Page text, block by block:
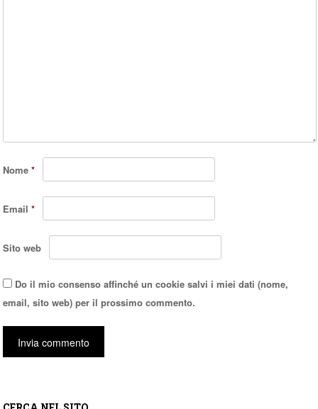
Nome*
Email*
Sito web
Do il mio consenso affinché un cookie salvi i miei dati (nome,
email, sito web) per il prossimo commento.